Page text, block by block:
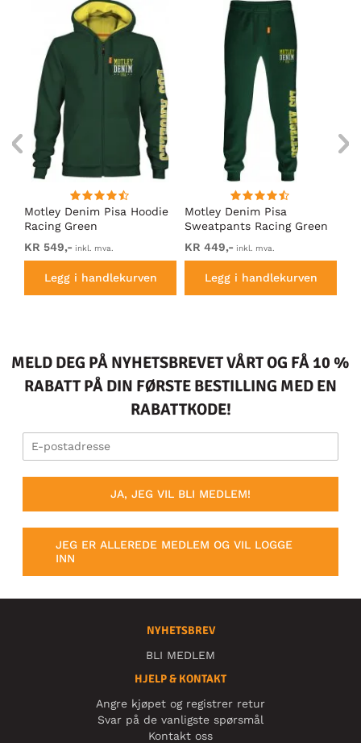
Motley Denim Pisa Hoodie
Racing Green
KR 549,- inkl. mva.
Legg i handlekurven
Motley Denim Pisa
Sweatpants Racing Green
KR 449,- inkl. mva.
Legg i handlekurven
MELD DEG PÅ NYHETSBREVET VÅRT OG FÅ 10 %
RABATT PÅ DIN FØRSTE BESTILLING MED EN
RABATTKODE!
JA, JEG VIL BLI MEDLEM!
JEG ER ALLEREDE MEDLEM OG VIL LOGGE
INN
NYHETSBREV
BLI MEDLEM
HJELP & KONTAKT
Angre kjøpet og registrer retur
Svar på de vanligste spørsmål
Kontakt oss